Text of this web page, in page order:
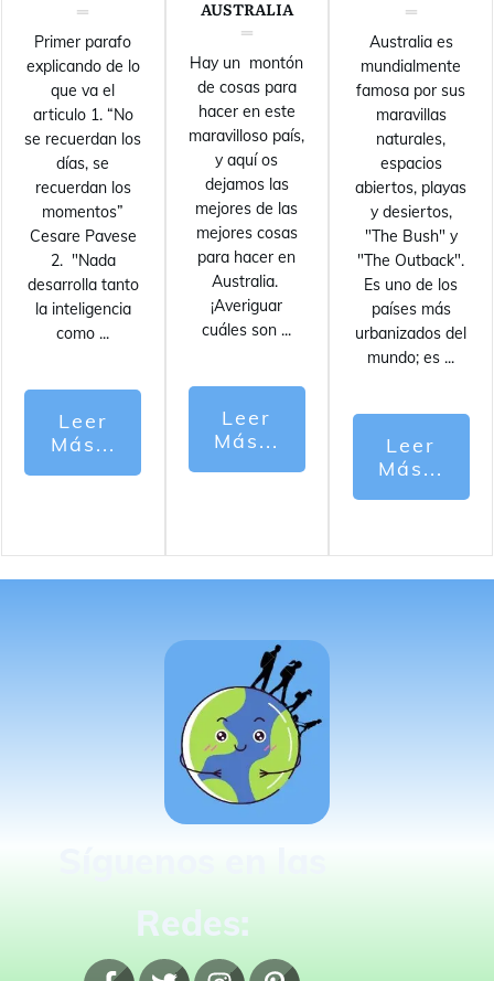
Primer parafo
explicando de lo
que va el
articulo 1. “No
se recuerdan los
días, se
recuerdan los
momentos”
Cesare Pavese
2. "Nada
desarrolla tanto
la inteligencia
como ...
Leer
Más...
AUSTRALIA
Hay un montón
de cosas para
hacer en este
maravilloso país,
y aquí os
dejamos las
mejores de las
mejores cosas
para hacer en
Australia.
¡Averiguar
cuáles son ...
Leer
Más...
Australia es
mundialmente
famosa por sus
maravillas
naturales,
espacios
abiertos, playas
y desiertos,
"The Bush" y
"The Outback".
Es uno de los
países más
urbanizados del
mundo; es ...
Leer
Más...
Redes: